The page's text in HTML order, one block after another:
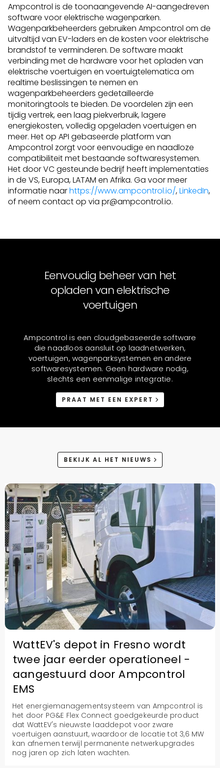
Ampcontrol is de toonaangevende AI-aangedreven
software voor elektrische wagenparken.
Wagenparkbeheerders gebruiken Ampcontrol om de
uitvaltijd van EV-laders en de kosten voor elektrische
brandstof te verminderen. De software maakt
verbinding met de hardware voor het opladen van
elektrische voertuigen en voertuigtelematica om
realtime beslissingen te nemen en
wagenparkbeheerders gedetailleerde
monitoringtools te bieden. De voordelen zijn een
tijdig vertrek, een laag piekverbruik, lagere
energiekosten, volledig opgeladen voertuigen en
meer. Het op API gebaseerde platform van
Ampcontrol zorgt voor eenvoudige en naadloze
compatibiliteit met bestaande softwaresystemen.
Het door VC gesteunde bedrijf heeft implementaties
in de VS, Europa, LATAM en Afrika. Ga voor meer
informatie naarhttps://www.ampcontrol.io/,LinkedIn,
of neem contact op via pr@ampcontrol.io.
Eenvoudig beheer van het
opladen van elektrische
voertuigen
Ampcontrol is een cloudgebaseerde software
die naadloos aansluit op laadnetwerken,
voertuigen, wagenparksystemen en andere
softwaresystemen. Geen hardware nodig,
slechts een eenmalige integratie.
PRAAT MET EEN EXPERT
BEKIJK AL HET NIEUWS
WattEV's depot in Fresno wordt
twee jaar eerder operationeel -
aangestuurd door Ampcontrol
EMS
Het energiemanagementsysteem van Ampcontrol is
het door PG&E Flex Connect goedgekeurde product
dat WattEV's nieuwste laaddepot voor zware
voertuigen aanstuurt, waardoor de locatie tot 3,6 MW
kan afnemen terwijl permanente netwerkupgrades
nog jaren op zich laten wachten.